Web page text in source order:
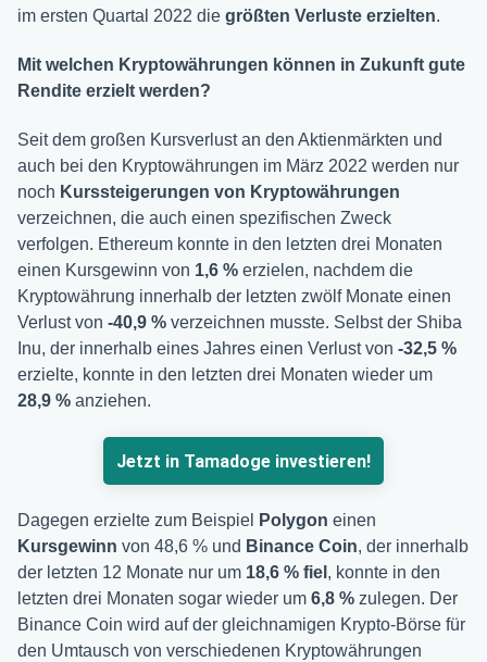
im ersten Quartal 2022 die größten Verluste erzielten.
Mit welchen Kryptowährungen können in Zukunft gute
Rendite erzielt werden?
Seit dem großen Kursverlust an den Aktienmärkten und
auch bei den Kryptowährungen im März 2022 werden nur
noch Kurssteigerungen von Kryptowährungen
verzeichnen, die auch einen spezifischen Zweck
verfolgen. Ethereum konnte in den letzten drei Monaten
einen Kursgewinn von 1,6 % erzielen, nachdem die
Kryptowährung innerhalb der letzten zwölf Monate einen
Verlust von -40,9 % verzeichnen musste. Selbst der Shiba
Inu, der innerhalb eines Jahres einen Verlust von -32,5 %
erzielte, konnte in den letzten drei Monaten wieder um
28,9 % anziehen.
Jetzt in Tamadoge investieren!
Dagegen erzielte zum Beispiel Polygon einen
Kursgewinn von 48,6 % und Binance Coin, der innerhalb
der letzten 12 Monate nur um 18,6 % fiel , konnte in den
letzten drei Monaten sogar wieder um 6,8 % zulegen. Der
Binance Coin wird auf der gleichnamigen Krypto-Börse für
den Umtausch von verschiedenen Kryptowährungen